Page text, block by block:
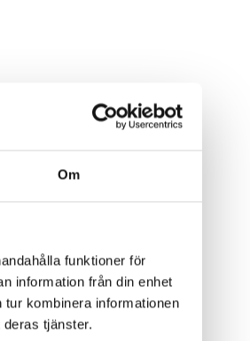
Om
funktioner för
information från din enhet
kombinera informationen
tjänster.